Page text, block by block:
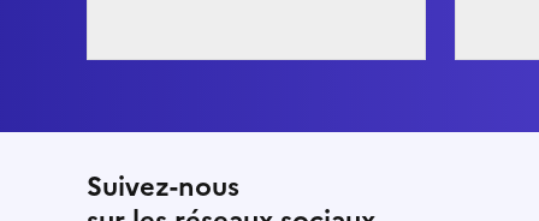
Suivez-nous